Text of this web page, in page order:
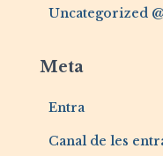
Uncategorized
Meta
Entra
Canal de les